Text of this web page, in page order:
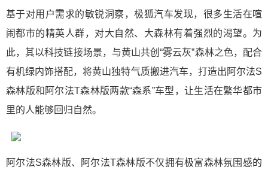
基于对用户需求的敏锐洞察，极狐汽车发现，很多生活在喧
闹都市的精英人群，对大自然、大森林有着强烈的渴望。为
此，其以科技链接场景，与黄山共创“雾云灰”森林之色，配合
有机绿内饰搭配，将黄山独特气质搬进汽车，打造出阿尔法S
森林版和阿尔法T森林版两款“森系”车型，让生活在繁华都市
里的人能够回归自然。
阿尔法S森林版、阿尔法T森林版不仅拥有极富森林氛围感的